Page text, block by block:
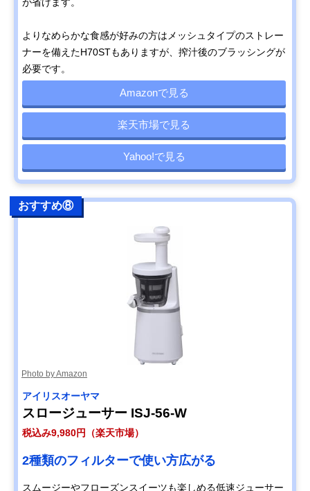
よりなめらかな食感が好みの方はメッシュタイプのストレー
ナーを備えたH70STもありますが、搾汁後のブラッシングが
必要です。
Amazonで見る
楽天市場で見る
Yahoo!で見る
おすすめ⑧
Photo by Amazon
アイリスオーヤマ
スロージューサー ISJ-56-W
税込み9,980円（楽天市場）
2種類のフィルターで使い方広がる
スムージーやフローズンスイーツも楽しめる低速ジューサー